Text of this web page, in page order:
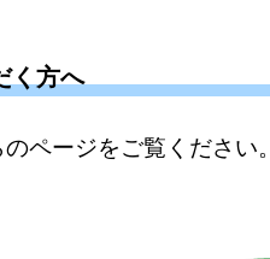
く方へ
ページをご覧ください。